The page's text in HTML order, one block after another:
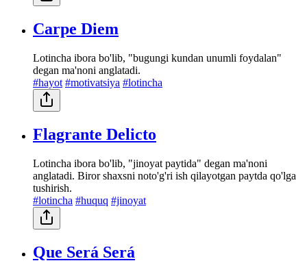
Carpe Diem
Lotincha ibora bo'lib, "bugungi kundan unumli foydalan"
degan ma'noni anglatadi.
#hayot #motivatsiya #lotincha
Flagrante Delicto
Lotincha ibora bo'lib, "jinoyat paytida" degan ma'noni
anglatadi. Biror shaxsni noto'g'ri ish qilayotgan paytda qo'lga
tushirish.
#lotincha #huquq #jinoyat
Que Será Será